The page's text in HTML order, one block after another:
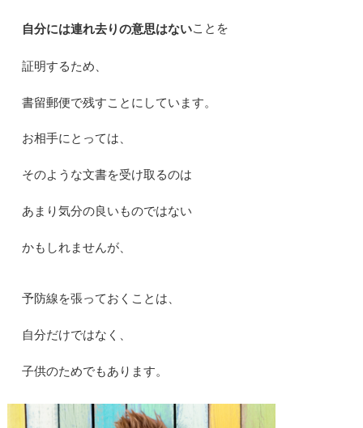
自分には連れ去りの意思はないことを
証明するため、
書留郵便で残すことにしています。
お相手にとっては、
そのような文書を受け取るのは
あまり気分の良いものではない
かもしれませんが、
予防線を張っておくことは、
自分だけではなく、
子供のためでもあります。